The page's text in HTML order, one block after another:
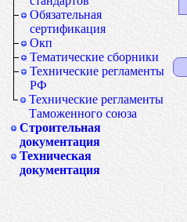
Обязательная
сертификация
Окп
Тематические сборники
Технические регламенты
РФ
Технические регламенты
Таможенного союза
Строительная
документация
Техническая
документация